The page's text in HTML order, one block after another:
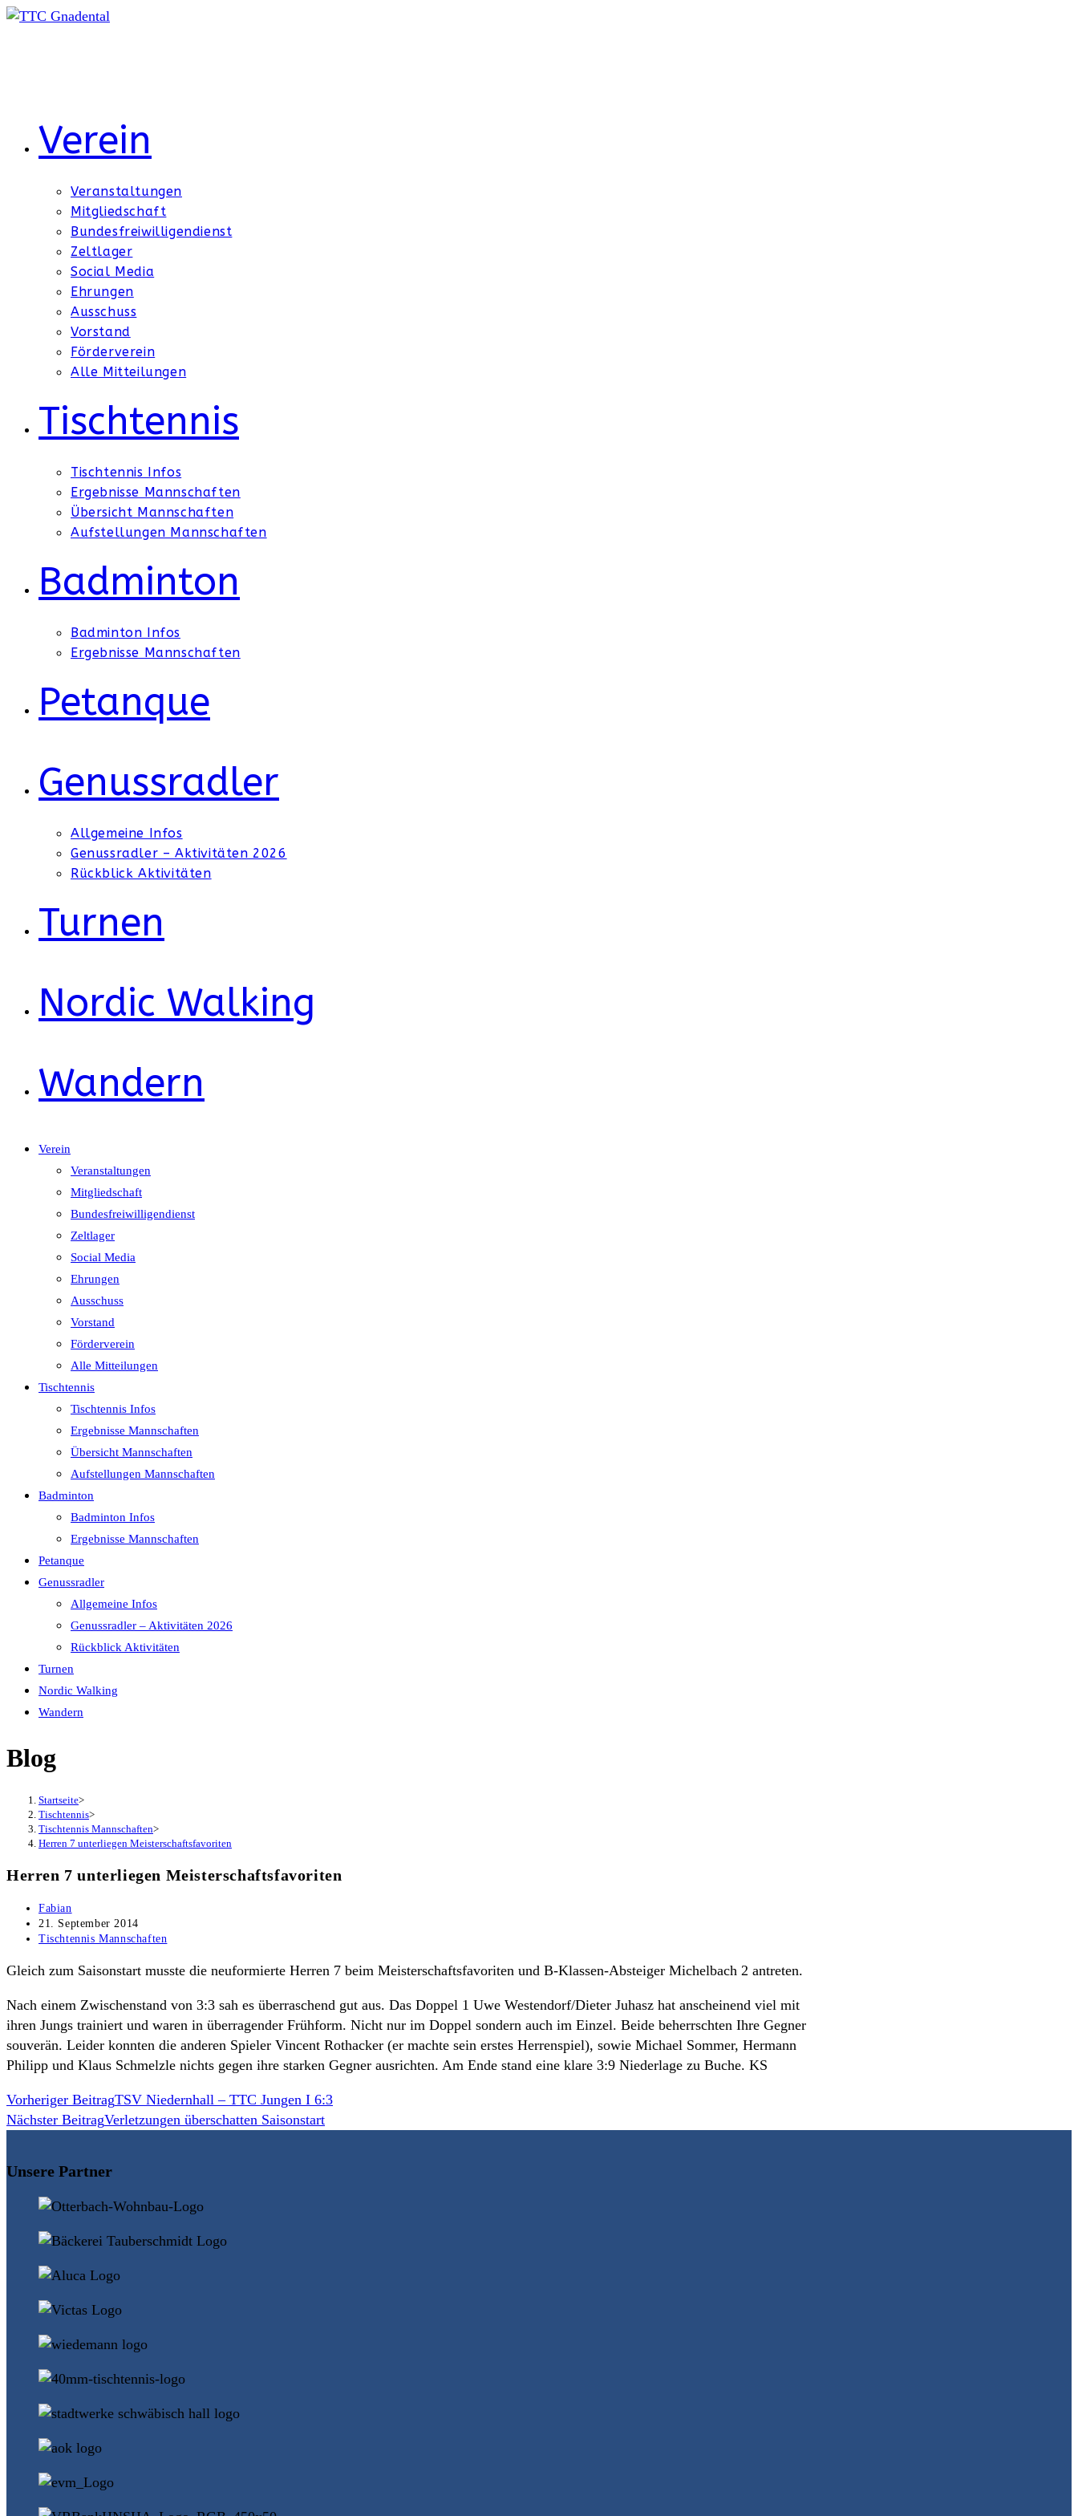
Zum
Verein
Veranstaltungen
Mitgliedschaft
Bundesfreiwilligendienst
Zeltlager
Social Media
Ehrungen
Ausschuss
Vorstand
Förderverein
Alle Mitteilungen
Tischtennis
Tischtennis Infos
Ergebnisse Mannschaften
Übersicht Mannschaften
Aufstellungen Mannschaften
Badminton
Badminton Infos
Ergebnisse Mannschaften
Petanque
Genussradler
Allgemeine Infos
Genussradler – Aktivitäten 2026
Rückblick Aktivitäten
Turnen
Nordic Walking
Wandern
Verein
Veranstaltungen
Mitgliedschaft
Bundesfreiwilligendienst
Zeltlager
Social Media
Ehrungen
Ausschuss
Vorstand
Förderverein
Alle Mitteilungen
Tischtennis
Tischtennis Infos
Ergebnisse Mannschaften
Übersicht Mannschaften
Aufstellungen Mannschaften
Badminton
Badminton Infos
Ergebnisse Mannschaften
Petanque
Genussradler
Allgemeine Infos
Genussradler – Aktivitäten 2026
Rückblick Aktivitäten
Turnen
Nordic Walking
Wandern
Blog
Startseite>
Tischtennis>
Tischtennis Mannschaften>
Herren 7 unterliegen Meisterschaftsfavoriten
Herren 7 unterliegen Meisterschaftsfavoriten
Beitrags-
Autor:
Fabian
Beitrag
veröffentlicht:
21. September 2014
Beitrags-
Tischtennis Mannschaften
Gleich zum Saisonstart musste die neuformierte Herren 7 beim Meisterschaftsfavoriten und B-Klassen-Absteiger Michelbach 2 antreten.
Nach einem Zwischenstand von 3:3 sah es überraschend gut aus. Das Doppel 1 Uwe Westendorf/Dieter Juhasz hat anscheinend viel mit
ihren Jungs trainiert und waren in überragender Frühform. Nicht nur im Doppel sondern auch im Einzel. Beide beherrschten Ihre Gegner
souverän. Leider konnten die anderen Spieler Vincent Rothacker (er machte sein erstes Herrenspiel), sowie Michael Sommer, Hermann
Philipp und Klaus Schmelzle nichts gegen ihre starken Gegner ausrichten. Am Ende stand eine klare 3:9 Niederlage zu Buche. KS
Weitere
Artikel
Vorheriger BeitragTSV Niedernhall – TTC Jungen I 6:3
Nächster BeitragVerletzungen überschatten Saisonstart
Unsere Partner